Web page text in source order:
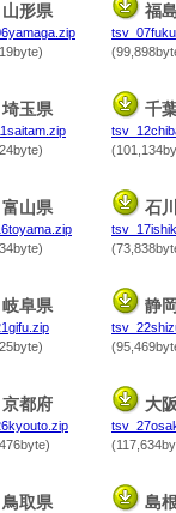
山形県 福
埼玉県 千
富山県 石
岐阜県 静
京都府 大
鳥取県 島